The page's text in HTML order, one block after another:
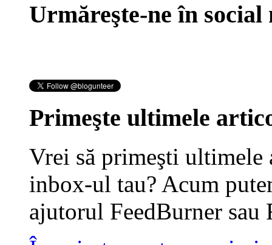
Urmăreşte-ne în social
Primeşte ultimele
Vrei să primeşti
inbox-ul tau? Acum
ajutorul FeedBurner sau